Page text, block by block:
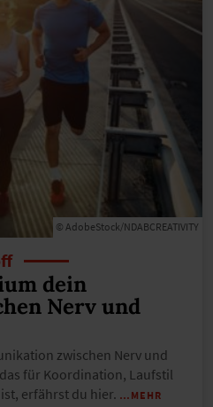
© AdobeStock/NDABCREATIVITY
dein
Nerv und
zwischen Nerv und
für Koordination, Laufstil
erfährst du hier. …MEHR